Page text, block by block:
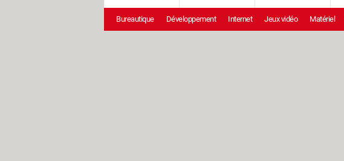
Bureautique Développement Internet Jeux vidéo Matériel